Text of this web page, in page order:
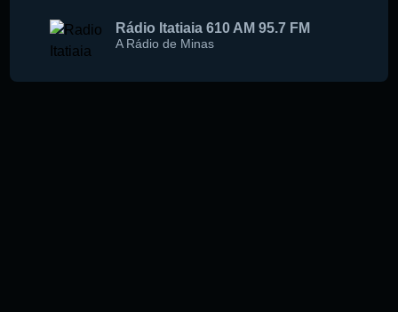
Rádio Itatiaia 610 AM 95.7 FM
A Rádio de Minas